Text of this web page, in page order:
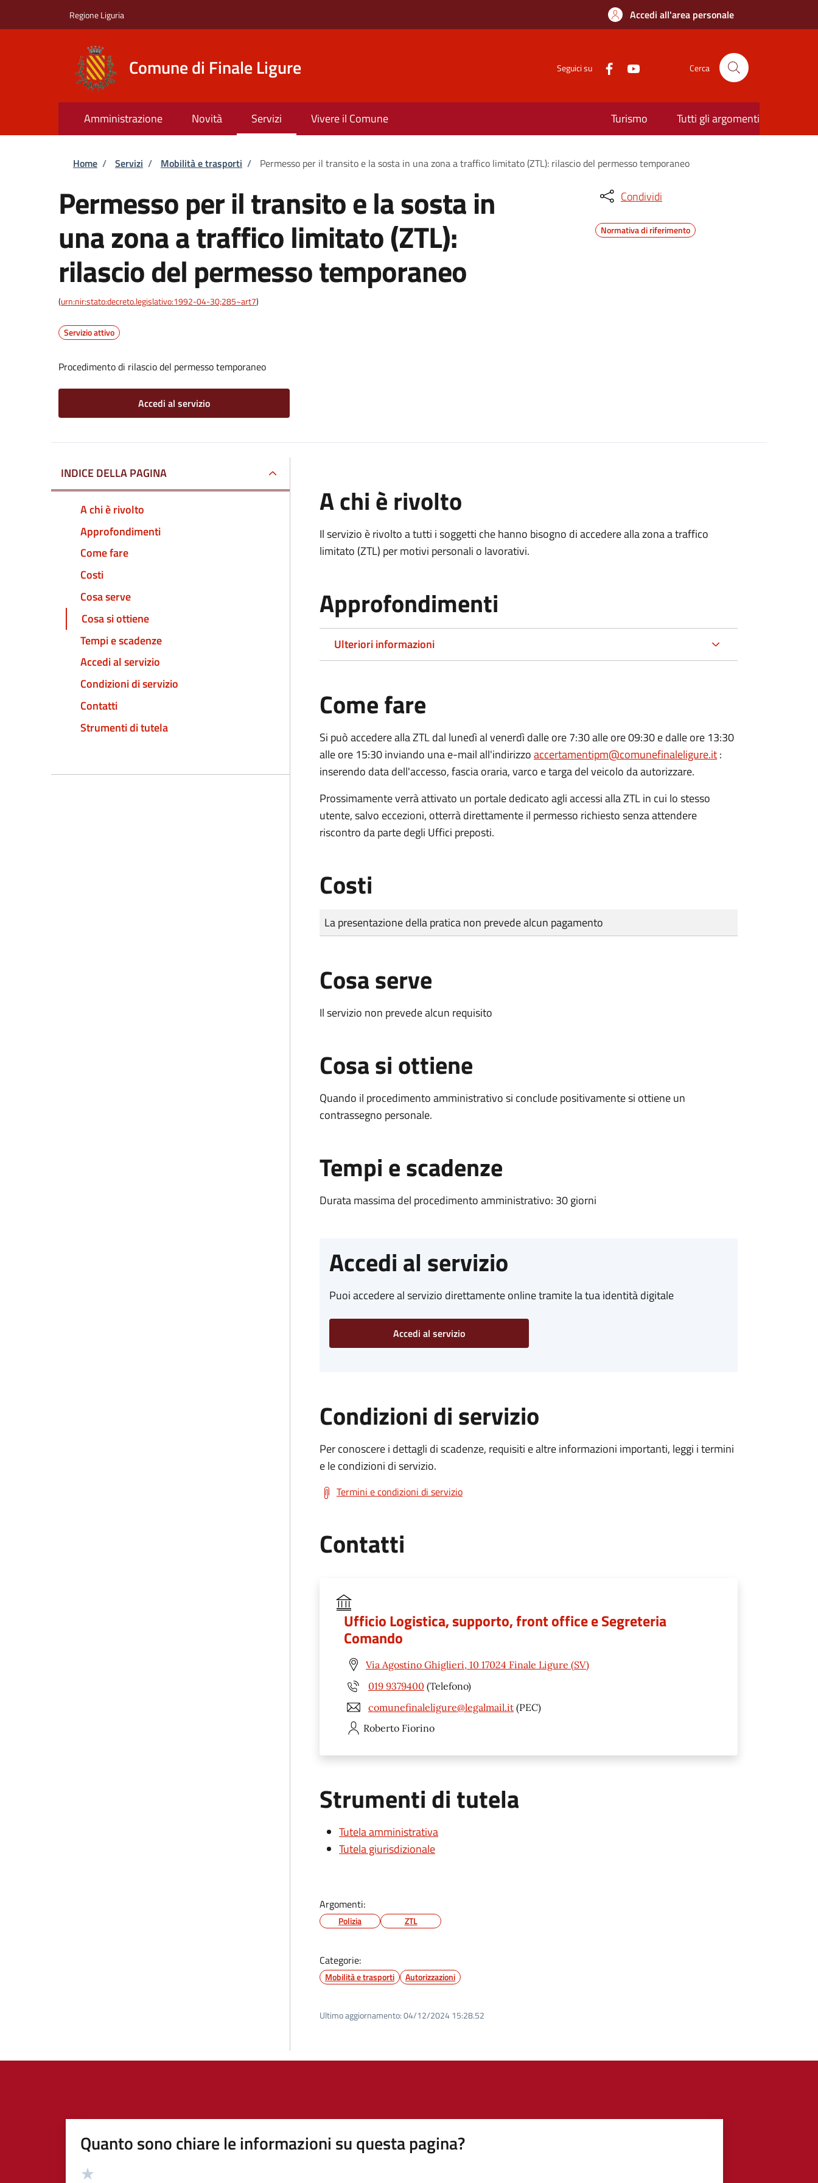
Regione Liguria Accedi all'area personale
Comune di Finale Ligure Seguici su Cerca
Amministrazione Novità Servizi Vivere il Comune Turismo Tutti gli argomenti
Briciole di pane
Home / Servizi / Mobilità e trasporti / Permesso per il transito e la sosta in una zona a traffico limitato (ZTL): rilascio del permesso temporaneo
Permesso per il transito e la sosta in
una zona a traffico limitato (ZTL):
rilascio del permesso temporaneo
(urn:nir:stato:decreto.legislativo:1992-04-30;285~art7)
Servizio attivo
Procedimento di rilascio del permesso temporaneo
Accedi al servizio
Condividi
Normativa di riferimento
INDICE DELLA PAGINA
A chi è rivolto
Approfondimenti
Come fare
Costi
Cosa serve
Cosa si ottiene
Tempi e scadenze
Accedi al servizio
Condizioni di servizio
Contatti
Strumenti di tutela
A chi è rivolto
Il servizio è rivolto a tutti i soggetti che hanno bisogno di accedere alla zona a traffico
limitato (ZTL) per motivi personali o lavorativi.
Approfondimenti
Ulteriori informazioni
Come fare
Si può accedere alla ZTL dal lunedì al venerdì dalle ore 7:30 alle ore 09:30 e dalle ore 13:30
alle ore 15:30 inviando una e-mail all'indirizzoaccertamentipm@comunefinaleligure.it:
inserendo data dell'accesso, fascia oraria, varco e targa del veicolo da autorizzare.
Prossimamente verrà attivato un portale dedicato agli accessi alla ZTL in cui lo stesso
utente, salvo eccezioni, otterrà direttamente il permesso richiesto senza attendere
riscontro da parte degli Uffici preposti.
Costi
Tipo di pagamento
Importo
La presentazione della pratica non prevede alcun pagamento
Cosa serve
Il servizio non prevede alcun requisito
Cosa si ottiene
Quando il procedimento amministrativo si conclude positivamente si ottiene un
contrassegno personale.
Tempi e scadenze
Durata massima del procedimento amministrativo: 30 giorni
Accedi al servizio
Puoi accedere al servizio direttamente online tramite la tua identità digitale
Accedi al servizio
Condizioni di servizio
Per conoscere i dettagli di scadenze, requisiti e altre informazioni importanti, leggi i termini
e le condizioni di servizio.
Termini e condizioni di servizio
Contatti
Ufficio Logistica, supporto, front office e Segreteria
Comando
Via Agostino Ghiglieri, 10 17024 Finale Ligure (SV)
019 9379400 (Telefono)
comunefinaleligure@legalmail.it (PEC)
Roberto Fiorino
Strumenti di tutela
Tutela amministrativa
Tutela giurisdizionale
Argomenti:
Polizia ZTL
Categorie:
Mobilità e trasporti Autorizzazioni
Ultimo aggiornamento:04/12/2024 15:28.52
Quanto sono chiare le informazioni su questa pagina?
Valutazione